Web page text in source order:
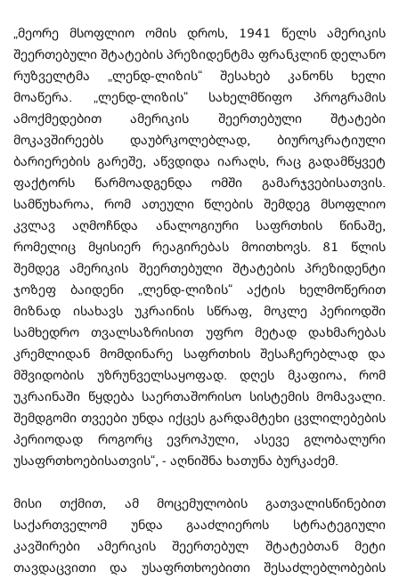
„მეორე მსოფლიო ომის დროს, 1941 წელს ამერიკის
შეერთებული შტატების პრეზიდენტმა ფრანკლინ დელანო
რუზველტმა „ლენდ-ლიზის“ შესახებ კანონს ხელი
მოაწერა. „ლენდ-ლიზის“ სახელმწიფო პროგრამის
ამოქმედებით ამერიკის შეერთებული შტატები
მოკავშირეებს დაუბრკოლებლად, ბიუროკრატიული
ბარიერების გარეშე, აწვდიდა იარაღს, რაც გადამწყვეტ
ფაქტორს წარმოადგენდა ომში გამარჯვებისათვის.
სამწუხაროა, რომ ათეული წლების შემდეგ მსოფლიო
კვლავ აღმოჩნდა ანალოგიური საფრთხის წინაშე,
რომელიც მყისიერ რეაგირებას მოითხოვს. 81 წლის
შემდეგ ამერიკის შეერთებული შტატების პრეზიდენტი
ჯოზეფ ბაიდენი „ლენდ-ლიზის“ აქტის ხელმოწერით
მიზნად ისახავს უკრაინის სწრაფ, მოკლე პერიოდში
სამხედრო თვალსაზრისით უფრო მეტად დახმარებას
კრემლიდან მომდინარე საფრთხის შესაჩერებლად და
მშვიდობის უზრუნველსაყოფად. დღეს მკაფიოა, რომ
უკრაინაში წყდება საერთაშორისო სისტემის მომავალი.
შემდგომი თვეები უნდა იქცეს გარდამტეხი ცვლილებების
პერიოდად როგორც ევროპული, ასევე გლობალური
უსაფრთხოებისათვის“, - აღნიშნა ხათუნა ბურკაძემ.
მისი თქმით, ამ მოცემულობის გათვალისწინებით
საქართველომ უნდა გააძლიეროს სტრატეგიული
კავშირები ამერიკის შეერთებულ შტატებთან მეტი
თავდაცვითი და უსაფრთხოებითი შესაძლებლობების